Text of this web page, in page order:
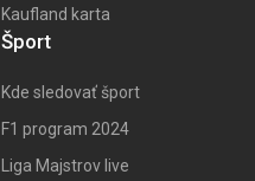
Kaufland karta
Šport
Kde sledovať šport
F1 program 2024
Liga Majstrov live